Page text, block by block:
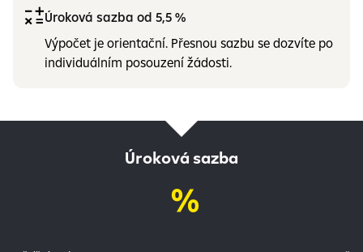
Úroková sazba od 5,5 %
Výpočet je orientační. Přesnou sazbu se dozvíte po
individuálním posouzení žádosti.
Úroková sazba
%